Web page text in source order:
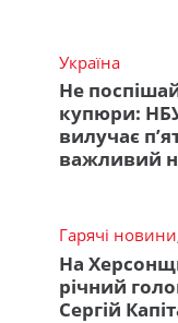
Україна
Не
купюри:
вилучає
важливий
Гарячі новини
На
річний
Сергій